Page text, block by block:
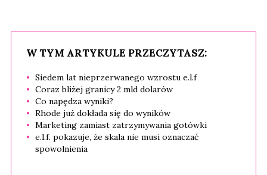
W TYM ARTYKULE PRZECZYTASZ:
Siedem lat nieprzerwanego wzrostu e.l.f
Coraz bliżej granicy 2 mld dolarów
Co napędza wyniki?
Rhode już dokłada się do wyników
Marketing zamiast zatrzymywania gotówki
e.l.f. pokazuje, że skala nie musi oznaczać
spowolnienia